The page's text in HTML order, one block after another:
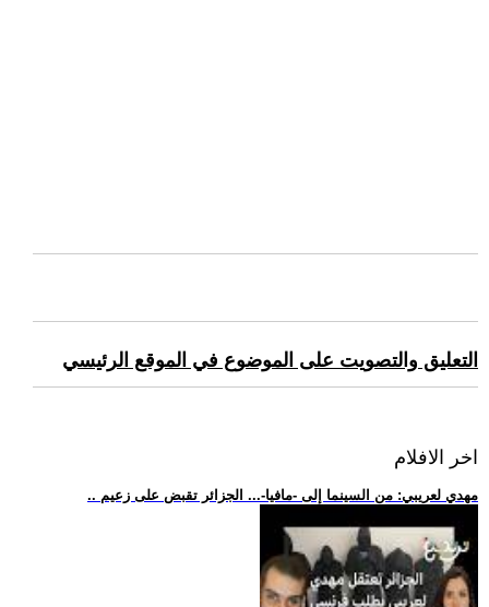
التعليق والتصويت على الموضوع في الموقع الرئيسي
اخر الافلام
.. مهدي لعريبي: من السينما إلى -مافيا-... الجزائر تقبض على زعيم